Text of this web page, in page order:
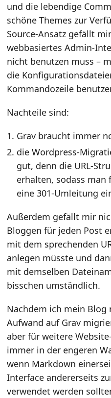
und die lebendige
schöne Themes zur
Source-Ansatz gefällt
webbasiertes Admin-
nicht benutzen muss –
die
Kommandozeile
Nachteile sind:
Grav braucht immer
die Wordpress-
gut, denn die URL-
erhalten, sodass man
eine 301-Umleitung
Außerdem gefällt mir
Bloggen für jeden Post
mit dem sprechenden
anlegen müsste und
mit demselben
bisschen umständlich.
Nachdem ich mein
Aufwand auf Grav
aber für weitere
immer in der engeren
wenn Markdown
Interface andererseits
verwendet werden